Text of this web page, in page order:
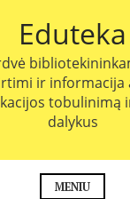
Eduteka
ir informacija
tobulinimą
dalykus
MENIU